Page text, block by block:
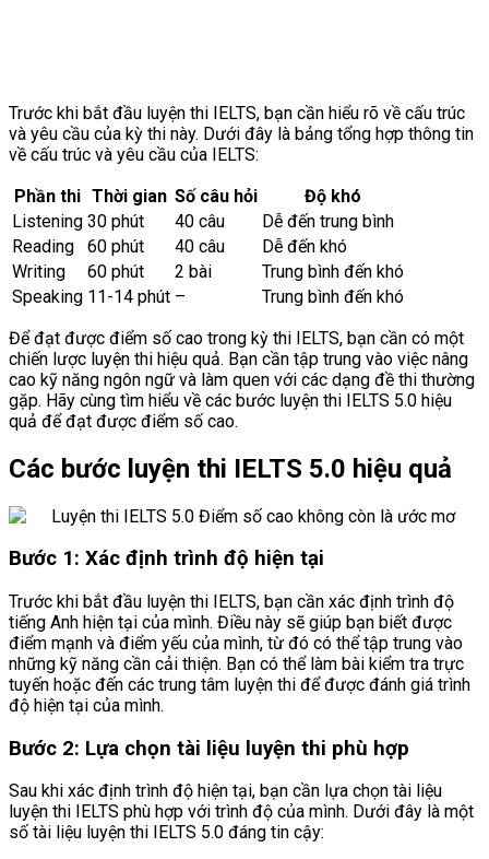
Trước khi bắt đầu luyện thi IELTS, bạn cần hiểu rõ về cấu trúc
và yêu cầu của kỳ thi này. Dưới đây là bảng tổng hợp thông tin
về cấu trúc và yêu cầu của IELTS:
Phần thi Thời gian Số câu hỏi
Độ khó
Listening 30 phút 40 câu
Dễ đến trung bình
Reading
60 phút 40 câu
Dễ đến khó
Writing
60 phút 2 bài
Trung bình đến khó
Speaking 11-14 phút –
Trung bình đến khó
Để đạt được điểm số cao trong kỳ thi IELTS, bạn cần có một
chiến lược luyện thi hiệu quả. Bạn cần tập trung vào việc nâng
cao kỹ năng ngôn ngữ và làm quen với các dạng đề thi thường
gặp. Hãy cùng tìm hiểu về các bước luyện thi IELTS 5.0 hiệu
quả để đạt được điểm số cao.
Các bước luyện thi IELTS 5.0 hiệu quả
Bước 1: Xác định trình độ hiện tại
Trước khi bắt đầu luyện thi IELTS, bạn cần xác định trình độ
tiếng Anh hiện tại của mình. Điều này sẽ giúp bạn biết được
điểm mạnh và điểm yếu của mình, từ đó có thể tập trung vào
những kỹ năng cần cải thiện. Bạn có thể làm bài kiểm tra trực
tuyến hoặc đến các trung tâm luyện thi để được đánh giá trình
độ hiện tại của mình.
Bước 2: Lựa chọn tài liệu luyện thi phù hợp
Sau khi xác định trình độ hiện tại, bạn cần lựa chọn tài liệu
luyện thi IELTS phù hợp với trình độ của mình. Dưới đây là một
số tài liệu luyện thi IELTS 5.0 đáng tin cậy: